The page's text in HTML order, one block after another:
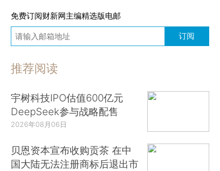
免费订阅财新网主编精选版电邮
订阅
推荐阅读
宇树科技IPO估值600亿元
DeepSeek参与战略配售
2026年08月06日
贝恩资本宣布收购贡茶 在中
国大陆无法注册商标后退出市